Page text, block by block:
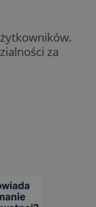
za